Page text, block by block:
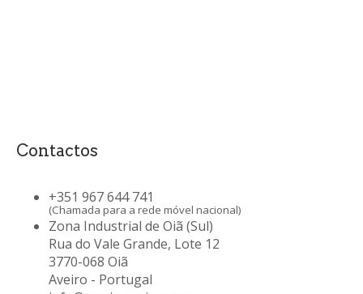
Contactos
+351 967 644 741
(Chamada para a rede móvel nacional)
Zona Industrial de Oiã (Sul)
Rua do Vale Grande, Lote 12
3770-068 Oiã
Aveiro - Portugal